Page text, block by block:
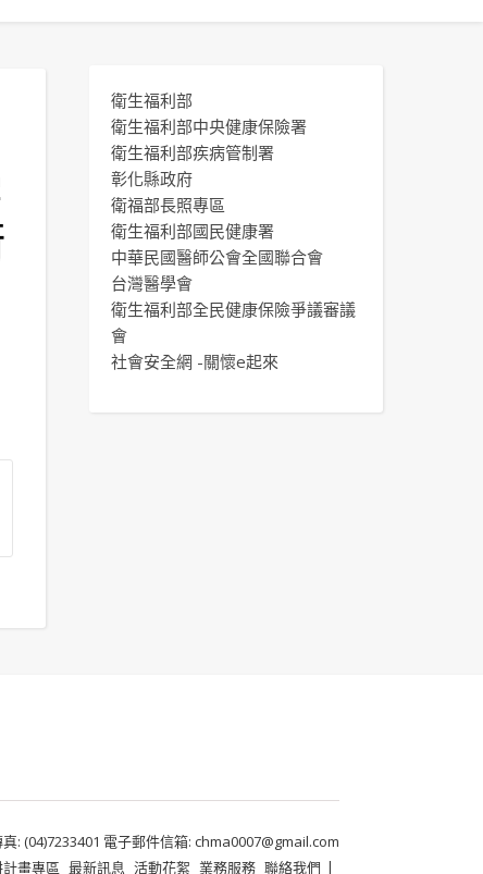
衛生福利部
衛生福利部中央健康保險署
衛生福利部疾病管制署
彰化縣政府
衛福部長照專區
衛生福利部國民健康署
中華民國醫師公會全國聯合會
台灣醫學會
衛生福利部全民健康保險爭議審議
會
社會安全網 -關懷e起來
: (04)7233401 電子郵件信箱: chma0007@gmail.com
畫專區 最新訊息 活動花絮 業務服務 聯絡我們